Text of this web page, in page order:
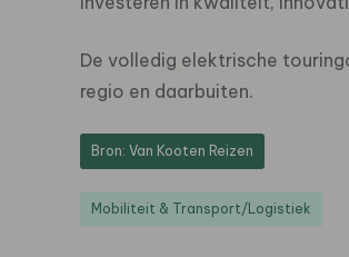
De volledig elektrische
regio en daarbuiten.
Bron: Van Kooten Reizen
Mobiliteit & Transport/Logistiek